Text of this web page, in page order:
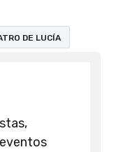
DE LUCÍA